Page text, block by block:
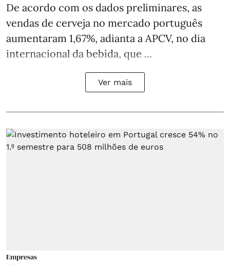
De acordo com os dados preliminares, as
vendas de cerveja no mercado português
aumentaram 1,67%, adianta a APCV, no dia
internacional da bebida, que ...
Ver mais
Empresas